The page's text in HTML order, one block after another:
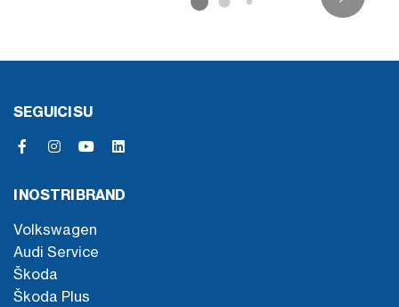
SEGUICI SU
I NOSTRI BRAND
Volkswagen
Audi Service
Škoda
Škoda Plus